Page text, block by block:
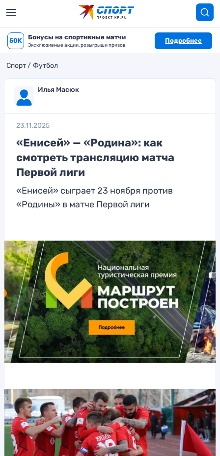
50K Бонусы на спортивные матчи
Эксклюзивные акции, розыгрыши призов
Подробнее
Спорт Футбол
Илья Масюк
23.11.2025
«Енисей» — «Родина»: как
смотреть трансляцию матча
Первой лиги
«Енисей» сыграет 23 ноября против
«Родины» в матче Первой лиги